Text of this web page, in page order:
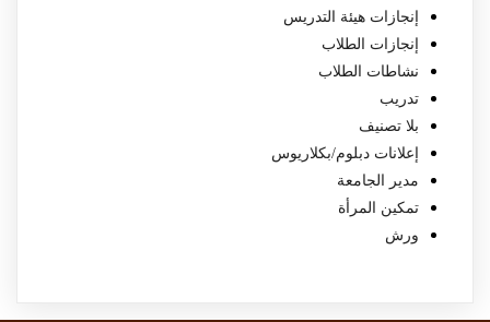
إنجازات هيئة التدريس
إنجازات الطلاب
نشاطات الطلاب
تدريب
بلا تصنيف
إعلانات دبلوم/بكلاريوس
مدير الجامعة
تمكين المرأة
ورش